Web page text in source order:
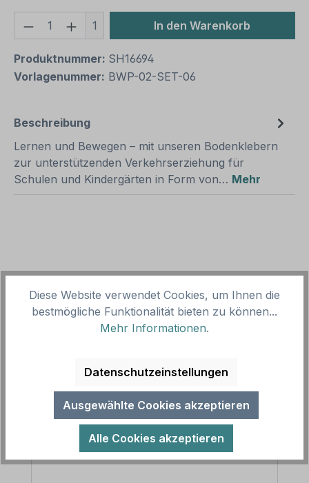
Produkt Anzahl: Gib den
1 In den Warenkorb
Produktnummer: SH16694
Vorlagenummer: BWP-02-SET-06
Beschreibung
Lernen und Bewegen – mit unseren Bodenklebern
zur unterstützenden Verkehrserziehung für
Schulen und Kindergärten in Form von… Mehr
Zubehör
Diese Website verwendet Cookies, um Ihnen die
bestmögliche Funktionalität bieten zu können...
Mehr Informationen.
Datenschutzeinstellungen
Ausgewählte Cookies akzeptieren
Alle Cookies akzeptieren